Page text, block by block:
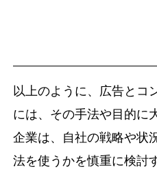
以上のように、広告とコ
には、その手法や目的に
企業は、自社の戦略や状
法を使うかを慎重に検討